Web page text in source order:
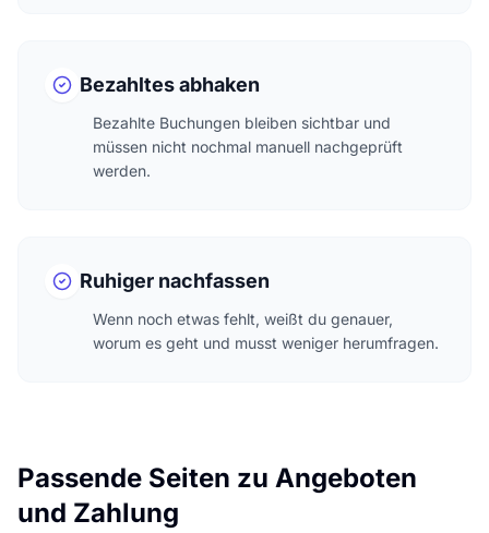
Bezahltes abhaken
Bezahlte Buchungen bleiben sichtbar und
müssen nicht nochmal manuell nachgeprüft
werden.
Ruhiger nachfassen
Wenn noch etwas fehlt, weißt du genauer,
worum es geht und musst weniger herumfragen.
Passende Seiten zu Angeboten
und Zahlung